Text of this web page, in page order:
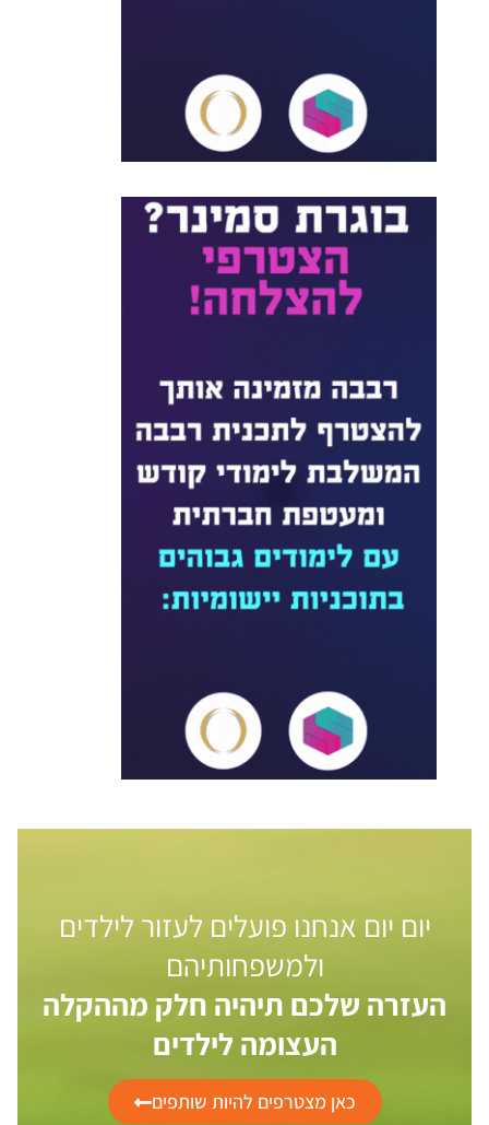
יום יום אנחנו פועלים לעזור לילדים
ולמשפחותיהם
העזרה שלכם תיהיה חלק מההקלה
העצומה לילדים
כאן מצטרפים להיות שותפים